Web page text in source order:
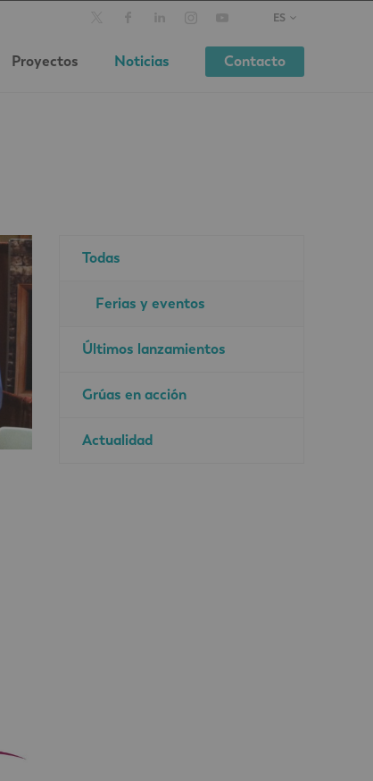
ES
Proyectos Noticias Contacto
Todas
Ferias y eventos
Últimos lanzamientos
Grúas en acción
Actualidad